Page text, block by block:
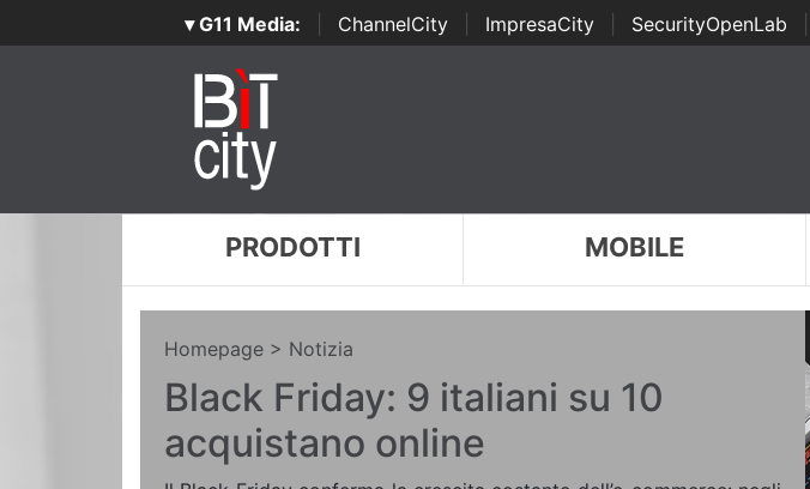
▾ G11 Media: ChannelCity ImpresaCity SecurityOpenLab
Awards
PRODOTTI MOBILE
Homepage > Notizia
Black Friday: 9 italiani su 10
acquistano online